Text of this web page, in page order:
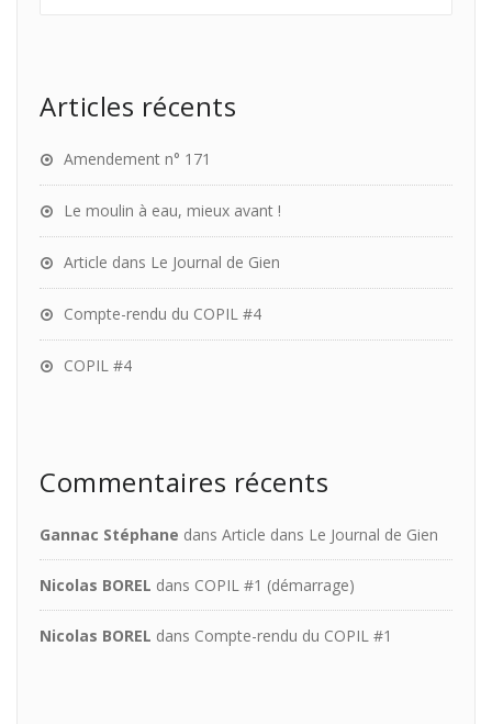
Articles récents
Amendement n° 171
Le moulin à eau, mieux avant !
Article dans Le Journal de Gien
Compte-rendu du COPIL #4
COPIL #4
Commentaires récents
Gannac Stéphane dans Article dans Le Journal de Gien
Nicolas BOREL dans COPIL #1 (démarrage)
Nicolas BOREL dans Compte-rendu du COPIL #1